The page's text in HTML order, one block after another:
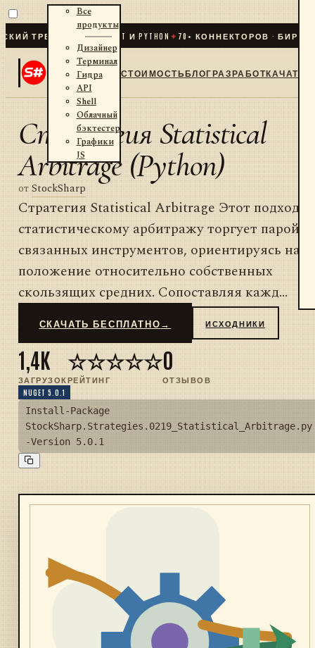
ТРЕЙДИНГ ДЛЯ .NET И PYTHON✦ 70+ КОННЕКТОРОВ · БИРЖИ
Все
продукты
Дизайнер
Терминал
Гидра
API
Shell
Облачный
бэктестер
Графики
JS
СТОИМОСТЬБЛОГРАЗРАБОТКАЧАТ
Стратегия Statistical
Arbitrage (Python)
отStockSharp
Стратегия Statistical Arbitrage Этот подход к
статистическому арбитражу торгует парой
связанных инструментов, ориентируясь на
положение относительно собственных
скользящих средних. Сопоставляя кажд...
СКАЧАТЬ БЕСПЛАТНО → ИСХОДНИКИ
1,4K
ЗАГРУЗОК
☆☆☆☆☆
РЕЙТИНГ
0
ОТЗЫВОВ
NUGET 5.0.1
Install-Package
StockSharp.Strategies.0219_Statistical_Arbitrage.py
-Version 5.0.1